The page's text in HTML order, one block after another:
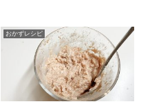
使うとさくさくおいしく揚がる
のです～!(^^)! まず漬けだれを作
っておきます。醤油 大...
おかずレシピ